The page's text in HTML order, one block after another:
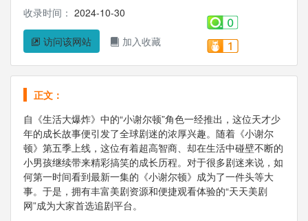
收录时间： 2024-10-30
访问该网站 加入收藏
正文：
自《生活大爆炸》中的“小谢尔顿”角色一经推出，这位天才少
年的成长故事便引发了全球剧迷的浓厚兴趣。随着《小谢尔
顿》第五季上线，这位有着超高智商、却在生活中碰壁不断的
小男孩继续带来精彩搞笑的成长历程。对于很多剧迷来说，如
何第一时间看到最新一集的《小谢尔顿》成为了一件头等大
事。于是，拥有丰富美剧资源和便捷观看体验的“天天美剧
网”成为大家首选追剧平台。